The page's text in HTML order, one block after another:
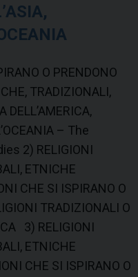
O PRENDONO
TRADIZIONALI,
DELL’AMERICA,
– The
2) RELIGIONI
ETNICHE
CHE SI ISPIRANO O
TRADIZIONALI O
3) RELIGIONI
ETNICHE
CHE SI ISPIRANO O